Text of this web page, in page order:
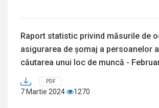
Raport statistic privind măsurile de
asigurarea de șomaj a persoanelor
căutarea unui loc de muncă -
.PDF
7 Martie 2024 1270